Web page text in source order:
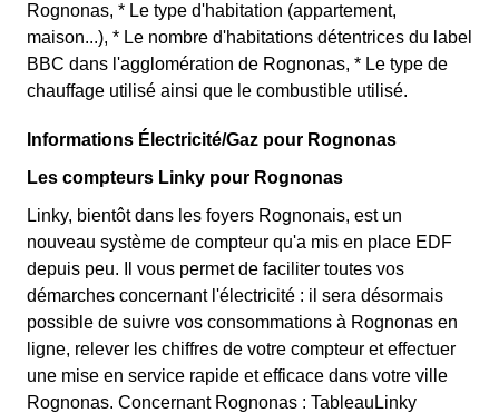
Rognonas, * Le type d'habitation (appartement,
maison...), * Le nombre d'habitations détentrices du label
BBC dans l'agglomération de Rognonas, * Le type de
chauffage utilisé ainsi que le combustible utilisé.
Informations Électricité/Gaz pour Rognonas
Les compteurs Linky pour Rognonas
Linky, bientôt dans les foyers Rognonais, est un
nouveau système de compteur qu'a mis en place EDF
depuis peu. Il vous permet de faciliter toutes vos
démarches concernant l'électricité : il sera désormais
possible de suivre vos consommations à Rognonas en
ligne, relever les chiffres de votre compteur et effectuer
une mise en service rapide et efficace dans votre ville
Rognonas. Concernant Rognonas : TableauLinky